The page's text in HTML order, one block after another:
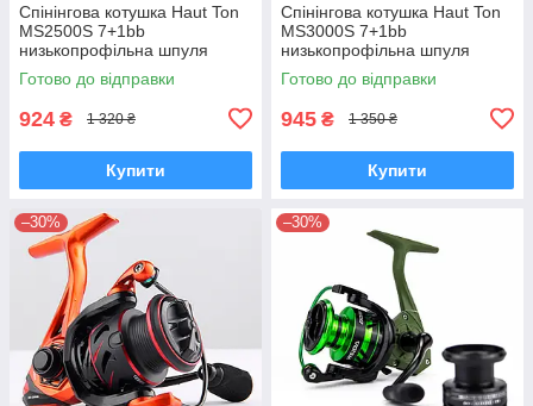
Спінінгова котушка Haut Ton
MS2500S 7+1bb
низькопрофільна шпуля
Готово до відправки
924 ₴ 1 320 ₴
Купити
Спінінгова котушка Haut Ton
MS3000S 7+1bb
низькопрофільна шпуля
Готово до відправки
945 ₴ 1 350 ₴
Купити
–30% –30%